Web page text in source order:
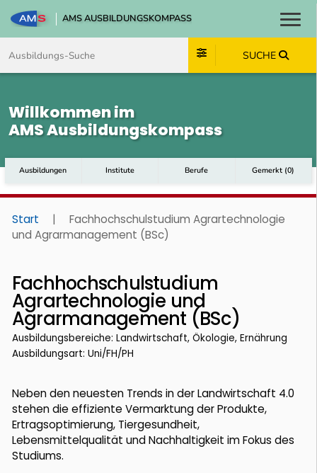
AMS AUSBILDUNGSKOMPASS
SUCHE
Willkommen im
AMS Ausbildungskompass
Ausbildungen Institute Berufe Gemerkt (0)
Start |
Fachhochschulstudium Agrartechnologie
und Agrarmanagement (BSc)
Fachhochschulstudium
Agrartechnologie und
Agrarmanagement (BSc)
Ausbildungsbereiche: Landwirtschaft, Ökologie, Ernährung
Ausbildungsart: Uni/FH/PH
Neben den neuesten Trends in der Landwirtschaft 4.0
stehen die effiziente Vermarktung der Produkte,
Ertragsoptimierung, Tiergesundheit,
Lebensmittelqualität und Nachhaltigkeit im Fokus des
Studiums.